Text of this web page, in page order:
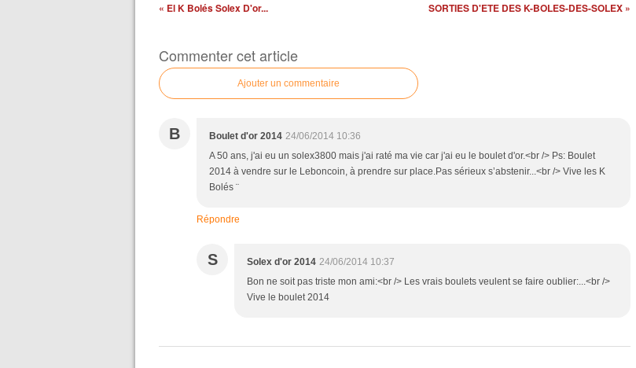
« El K Bolés Solex D'or... SORTIES D'ETE DES K-BOLES-DES-SOLEX »
Commenter cet article
Ajouter un commentaire
B Boulet d'or 2014 24/06/2014 10:36
A 50 ans, j'ai eu un solex3800 mais j'ai raté ma vie car j'ai eu le boulet d'or.<br /> Ps: Boulet
2014 à vendre sur le Leboncoin, à prendre sur place.Pas sérieux s’abstenir...<br /> Vive les K
Bolés ¨
Répondre
S Solex d'or 2014 24/06/2014 10:37
Bon ne soit pas triste mon ami:<br /> Les vrais boulets veulent se faire oublier:...<br />
Vive le boulet 2014